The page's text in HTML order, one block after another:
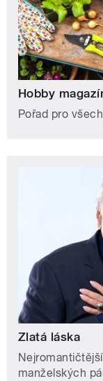
Hobby
Pořad pro
Zlatá láska
manželských